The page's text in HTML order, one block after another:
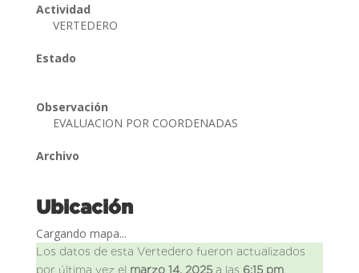
Actividad
VERTEDERO
Estado
Observación
EVALUACION POR COORDENADAS
Archivo
Ubicación
Cargando mapa...
Los datos de esta Vertedero fueron actualizados
por última vez el marzo 14, 2025a las 6:15 pm.